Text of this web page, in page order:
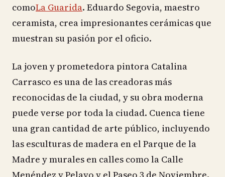
comoLa Guarida. Eduardo Segovia, maestro
ceramista, crea impresionantes cerámicas que
muestran su pasión por el oficio.
La joven y prometedora pintora Catalina
Carrasco es una de las creadoras más
reconocidas de la ciudad, y su obra moderna
puede verse por toda la ciudad. Cuenca tiene
una gran cantidad de arte público, incluyendo
las esculturas de madera en el Parque de la
Madre y murales en calles como la Calle